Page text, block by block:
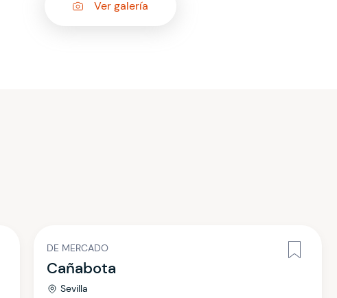
Ver galería
DE MERCADO
Cañabota
Sevilla